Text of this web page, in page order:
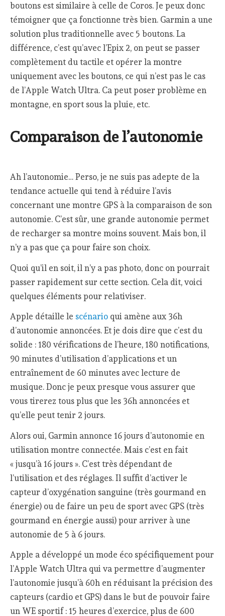
boutons est similaire à celle de Coros. Je peux donc
témoigner que ça fonctionne très bien. Garmin a une
solution plus traditionnelle avec 5 boutons. La
différence, c’est qu’avec l’Epix 2, on peut se passer
complètement du tactile et opérer la montre
uniquement avec les boutons, ce qui n’est pas le cas
de l’Apple Watch Ultra. Ca peut poser problème en
montagne, en sport sous la pluie, etc.
Comparaison de l’autonomie
Ah l’autonomie… Perso, je ne suis pas adepte de la
tendance actuelle qui tend à réduire l’avis
concernant une montre GPS à la comparaison de son
autonomie. C’est sûr, une grande autonomie permet
de recharger sa montre moins souvent. Mais bon, il
n’y a pas que ça pour faire son choix.
Quoi qu’il en soit, il n’y a pas photo, donc on pourrait
passer rapidement sur cette section. Cela dit, voici
quelques éléments pour relativiser.
Apple détaille le scénario qui amène aux 36h
d’autonomie annoncées. Et je dois dire que c’est du
solide : 180 vérifications de l’heure, 180 notifications,
90 minutes d’utilisation d’applications et un
entraînement de 60 minutes avec lecture de
musique. Donc je peux presque vous assurer que
vous tirerez tous plus que les 36h annoncées et
qu’elle peut tenir 2 jours.
Alors oui, Garmin annonce 16 jours d’autonomie en
utilisation montre connectée. Mais c’est en fait
« jusqu’à 16 jours ». C’est très dépendant de
l’utilisation et des réglages. Il suffit d’activer le
capteur d’oxygénation sanguine (très gourmand en
énergie) ou de faire un peu de sport avec GPS (très
gourmand en énergie aussi) pour arriver à une
autonomie de 5 à 6 jours.
Apple a développé un mode éco spécifiquement pour
l’Apple Watch Ultra qui va permettre d’augmenter
l’autonomie jusqu’à 60h en réduisant la précision des
capteurs (cardio et GPS) dans le but de pouvoir faire
un WE sportif : 15 heures d’exercice, plus de 600